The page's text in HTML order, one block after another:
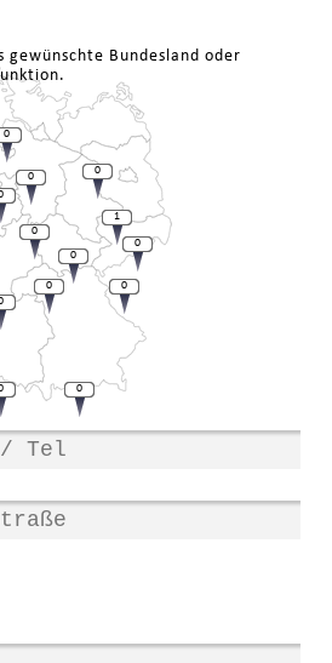
gewünschte Bundesland oder
0
0
1
0
0
0
0
0
0
0